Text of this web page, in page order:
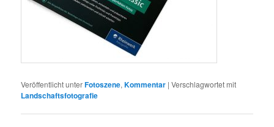
Veröffentlicht unterFotoszene,Kommentar |Verschlagwortet mit
Landschaftsfotografie